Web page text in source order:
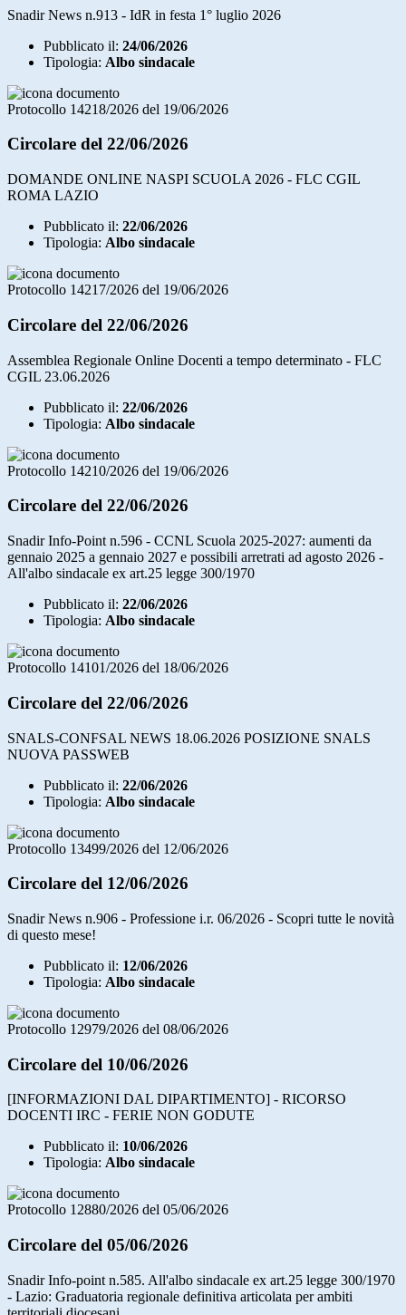
Snadir News n.913 - IdR in festa 1° luglio 2026
Pubblicato il: 24/06/2026
Tipologia: Albo sindacale
Protocollo 14218/2026 del 19/06/2026
Circolare del 22/06/2026
DOMANDE ONLINE NASPI SCUOLA 2026 - FLC CGIL
ROMA LAZIO
Pubblicato il: 22/06/2026
Tipologia: Albo sindacale
Protocollo 14217/2026 del 19/06/2026
Circolare del 22/06/2026
Assemblea Regionale Online Docenti a tempo determinato - FLC
CGIL 23.06.2026
Pubblicato il: 22/06/2026
Tipologia: Albo sindacale
Protocollo 14210/2026 del 19/06/2026
Circolare del 22/06/2026
Snadir Info-Point n.596 - CCNL Scuola 2025-2027: aumenti da
gennaio 2025 a gennaio 2027 e possibili arretrati ad agosto 2026 -
All'albo sindacale ex art.25 legge 300/1970
Pubblicato il: 22/06/2026
Tipologia: Albo sindacale
Protocollo 14101/2026 del 18/06/2026
Circolare del 22/06/2026
SNALS-CONFSAL NEWS 18.06.2026 POSIZIONE SNALS
NUOVA PASSWEB
Pubblicato il: 22/06/2026
Tipologia: Albo sindacale
Protocollo 13499/2026 del 12/06/2026
Circolare del 12/06/2026
Snadir News n.906 - Professione i.r. 06/2026 - Scopri tutte le novità
di questo mese!
Pubblicato il: 12/06/2026
Tipologia: Albo sindacale
Protocollo 12979/2026 del 08/06/2026
Circolare del 10/06/2026
[INFORMAZIONI DAL DIPARTIMENTO] - RICORSO
DOCENTI IRC - FERIE NON GODUTE
Pubblicato il: 10/06/2026
Tipologia: Albo sindacale
Protocollo 12880/2026 del 05/06/2026
Circolare del 05/06/2026
Snadir Info-point n.585. All'albo sindacale ex art.25 legge 300/1970
- Lazio: Graduatoria regionale definitiva articolata per ambiti